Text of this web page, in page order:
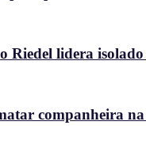
Riedel lidera
companheira